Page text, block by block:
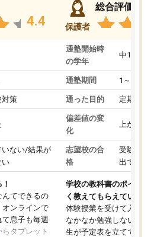
4.4
対策
いない/結果が
い
んてできるの
オンラインで
て息子も毎週
タブレット
保護者
総合評価
通塾開始時
の学年
中1
通塾期間 1～3ヵ月
通った目的 定期テス
偏差値の変
化
上がった
志望校の合
格
受験して
出ていな
学校の教科書のポイント
く教えてもらえている
体験授業を受けて入塾し
なかなか勉強しない息子
生が予定表を立ててくれ